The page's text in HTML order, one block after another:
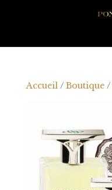
Accueil/ Boutique/